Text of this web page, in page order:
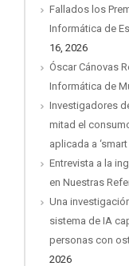
Fallados los
Informática de
16, 2026
Óscar Cánovas
Informática de
Investigadores
mitad el
aplicada a ‘smart
Entrevista a la
en Nuestras
Una
sistema de IA
personas con
2026